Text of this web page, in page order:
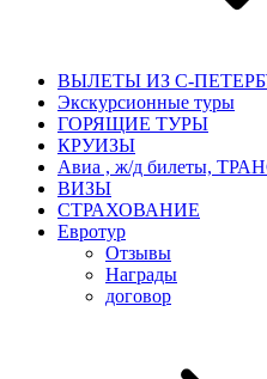
ВЫЛЕТЫ ИЗ С-
Экскурсионные туры
ГОРЯЩИЕ ТУРЫ
КРУИЗЫ
Авиа , ж/д билеты,
ВИЗЫ
СТРАХОВАНИЕ
Евротур
Отзывы
Награды
договор